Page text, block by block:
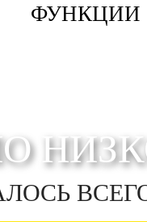
ФУНКЦИИ